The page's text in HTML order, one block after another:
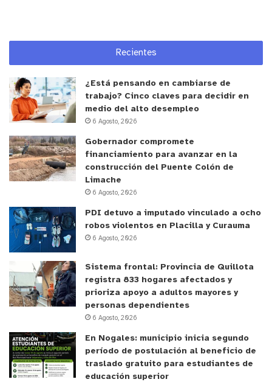
intervención con herramientas certificadas y
documentadas.
Si te interesa acceder a los cursos de la Academia
SENDA te invitamos a ingresar a nuestra página
nuestra oferta de cursos de formación online.
Recientes
¿Está pensando en cambiarse de
trabajo? Cinco claves para decidir en
medio del alto desempleo
6 Agosto, 2026
Gobernador compromete
financiamiento para avanzar en la
construcción del Puente Colón de
Limache
6 Agosto, 2026
PDI detuvo a imputado vinculado a ocho
robos violentos en Placilla y Curauma
6 Agosto, 2026
Sistema frontal: Provincia de Quillota
registra 833 hogares afectados y
prioriza apoyo a adultos mayores y
personas dependientes
6 Agosto, 2026
En Nogales: municipio inicia segundo
período de postulación al beneficio de
traslado gratuito para estudiantes de
educación superior